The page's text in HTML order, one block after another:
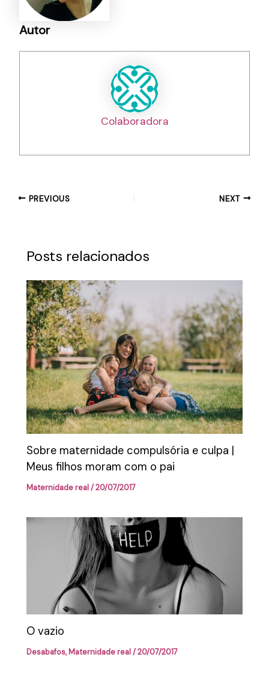
Autor
Colaboradora
PREVIOUS NEXT
Posts relacionados
Sobre maternidade compulsória e culpa |
Meus filhos moram com o pai
Maternidade real/20/07/2017
O vazio
Desabafos,Maternidade real/20/07/2017